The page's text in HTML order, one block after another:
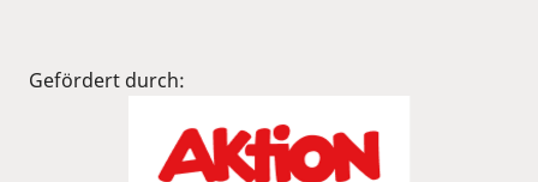
Gefördert durch: